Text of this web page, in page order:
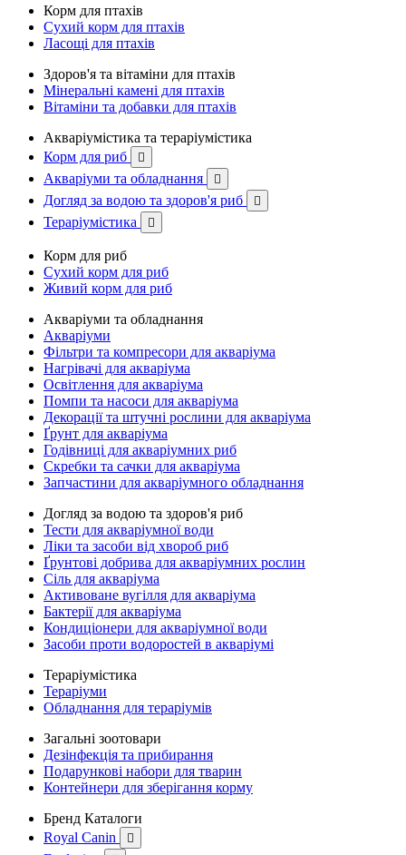
Корм для птахів
Сухий корм для птахів
Ласощі для птахів
Здоров'я та вітаміни для птахів
Мінеральні камені для птахів
Вітаміни та добавки для птахів
Акваріумістика та тераріумістика
Корм для риб

Акваріуми та обладнання 
Догляд за водою та здоров'я риб 
Тераріумістика 
Корм для риб
Сухий корм для риб
Живий корм для риб
Акваріуми та обладнання
Акваріуми
Фільтри та компресори для акваріума
Нагрівачі для акваріума
Освітлення для акваріума
Помпи та насоси для акваріума
Декорації та штучні рослини для акваріума
Ґрунт для акваріума
Годівниці для акваріумних риб
Скребки та сачки для акваріума
Запчастини для акваріумного обладнання
Догляд за водою та здоров'я риб
Тести для акваріумної води
Ліки та засоби від хвороб риб
Ґрунтові добрива для акваріумних рослин
Сіль для акваріума
Активоване вугілля для акваріума
Бактерії для акваріума
Кондиціонери для акваріумної води
Засоби проти водоростей в акваріумі
Тераріумістика
Тераріуми
Обладнання для тераріумів
Загальні зоотовари
Дезінфекція та прибирання
Подарункові набори для тварин
Контейнери для зберігання корму
Бренд Каталоги
Royal Canin
